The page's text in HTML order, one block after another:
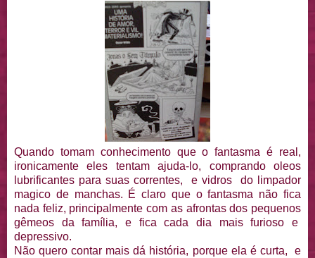
Quando tomam conhecimento que o fantasma é real,
ironicamente eles tentam ajuda-lo, comprando oleos
lubrificantes para suas correntes, e vidros do limpador
magico de manchas. É claro que o fantasma não fica
nada feliz, principalmente com as afrontas dos pequenos
gêmeos da família, e fica cada dia mais furioso e
depressivo.
Não quero contar mais dá história, porque ela é curta, e